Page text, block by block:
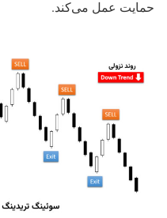
حمایت عمل می‌کند.